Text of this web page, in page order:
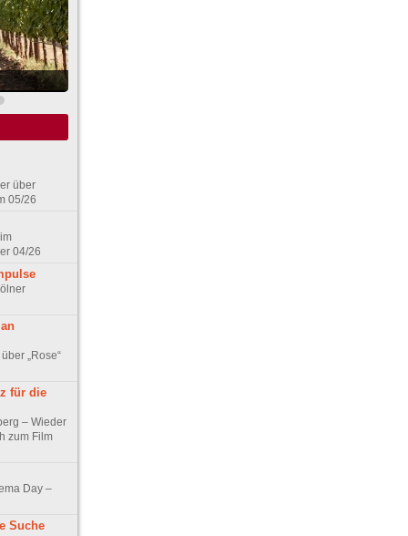
über
05/26
04/26
„Rose“
für die
– Wieder
zum Film
Day –
Suche